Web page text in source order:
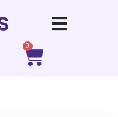
0
Sign up